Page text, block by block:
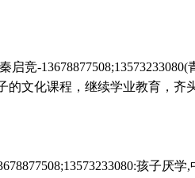
竞-
文化课程，继续学业教育，齐
孩子厌学